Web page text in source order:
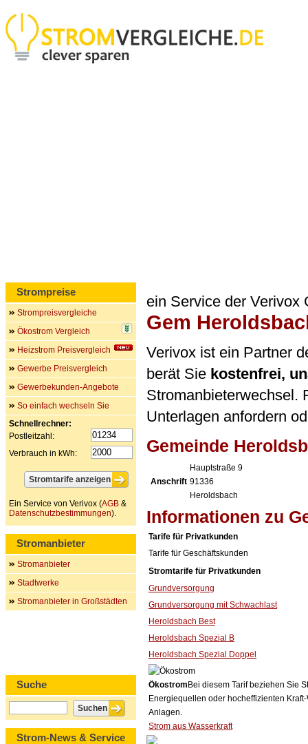
ein Service der Verivox
Gem
Verivox ist ein Partner
berät Sie kostenfrei,
Stromanbieterwechsel.
Unterlagen anfordern
Gemeinde
Anschrift
Hauptstraße 9
91336
Heroldsbach
Informationen zu
Tarife für Privatkunden
Tarife für Geschäftskunden
Stromtarife für Privatkunden
Grundversorgung
Grundversorgung mit Schwachlast
Heroldsbach Best
Heroldsbach Spezial B
Heroldsbach Spezial Doppel
Ökostrom Bei diesem Tarif beziehen Sie
Energiequellen oder hocheffizienten
Anlagen.
Strom aus Wasserkraft
Strompreise
Strompreisvergleiche
Ökostrom Vergleich
Heizstrom Preisvergleich
Gewerbe Preisvergleich
Gewerbekunden-Angebote
So einfach wechseln Sie
Schnellrechner:
Postleitzahl:
Verbrauch in kWh:
Ein Service von Verivox (AGB &
Datenschutzbestimmungen).
Stromanbieter
Stromanbieter
Stadtwerke
Stromanbieter in Großstädten
Suche
Strom-News & Service